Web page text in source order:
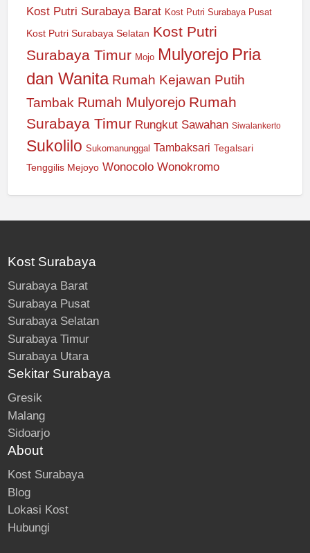
Kost Putri Surabaya Barat Kost Putri Surabaya Pusat
Kost Putri Surabaya Selatan Kost Putri
Surabaya Timur Mojo Mulyorejo Pria
dan Wanita Rumah Kejawan Putih
Tambak Rumah Mulyorejo Rumah
Surabaya Timur Rungkut Sawahan Siwalankerto
Sukolilo Sukomanunggal Tambaksari Tegalsari
Tenggilis Mejoyo Wonocolo Wonokromo
Kost Surabaya
Surabaya Barat
Surabaya Pusat
Surabaya Selatan
Surabaya Timur
Surabaya Utara
Sekitar Surabaya
Gresik
Malang
Sidoarjo
About
Kost Surabaya
Blog
Lokasi Kost
Hubungi